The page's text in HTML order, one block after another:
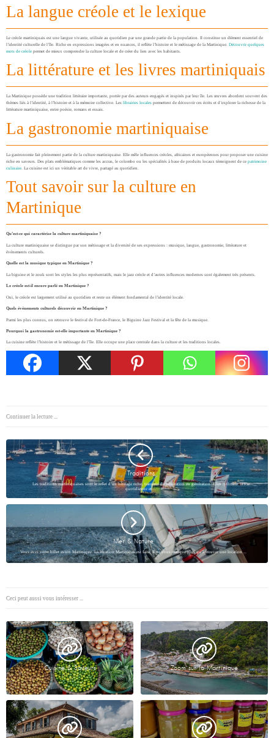
La langue créole et le lexique
Le créole martiniquais est une langue vivante, utilisée au quotidien par une grande partie de la population. Il constitue un élément essentiel de
l’identité culturelle de l’île. Riche en expressions imagées et en nuances, il reflète l’histoire et le métissage de la Martinique. Découvrir quelques
mots de créole permet de mieux comprendre la culture locale et de créer du lien avec les habitants.
La littérature et les livres martiniquais
La Martinique possède une tradition littéraire importante, portée par des auteurs engagés et inspirés par leur île. Les œuvres abordent souvent des
thèmes liés à l’identité, à l’histoire et à la mémoire collective. Les librairies locales permettent de découvrir ces écrits et d’explorer la richesse de la
littérature martiniquaise, entre poésie, romans et essais.
La gastronomie martiniquaise
La gastronomie fait pleinement partie de la culture martiniquaise. Elle mêle influences créoles, africaines et européennes pour proposer une cuisine
riche en saveurs. Des plats emblématiques comme les accras, le colombo ou les spécialités à base de produits locaux témoignent de ce patrimoine
culinaire. La cuisine est ici un véritable art de vivre, partagé au quotidien.
Tout savoir sur la culture en
Martinique
Qu’est-ce qui caractérise la culture martiniquaise ?
La culture martiniquaise se distingue par son métissage et la diversité de ses expressions : musique, langue, gastronomie, littérature et
événements culturels.
Quelle est la musique typique en Martinique ?
La biguine et le zouk sont les styles les plus représentatifs, mais le jazz créole et d’autres influences modernes sont également très présents.
Le créole est-il encore parlé en Martinique ?
Oui, le créole est largement utilisé au quotidien et reste un élément fondamental de l’identité locale.
Quels événements culturels découvrir en Martinique ?
Parmi les plus connus, on retrouve le festival de Fort-de-France, le Biguine Jazz Festival et la fête de la musique.
Pourquoi la gastronomie est-elle importante en Martinique ?
La cuisine reflète l’histoire et le métissage de l’île. Elle occupe une place centrale dans la culture et les traditions locales.
Continuer la lecture ...
Traditions
Les traditions martiniquaises sont le reflet d’un héritage riche, transmis de génération en génération. Elles rythment la vie
quotidienne et…
Mer & Nature
Vous avez votre billet avion Martinique. La location Martinique est faite. Il ne vous manque plus qu’à trouver une location…
Ceci peut aussi vous intéresser ...
Cuisine & Saveurs Zoom sur la Martinique